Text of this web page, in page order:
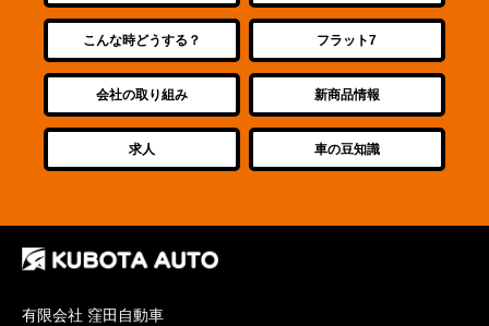
こんな時どうする？ フラット7
会社の取り組み 新商品情報
求人 車の豆知識
有限会社 窪田自動車